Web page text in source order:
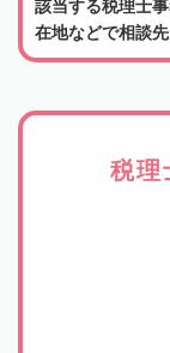
該当する税理士
在地などで相談
税理